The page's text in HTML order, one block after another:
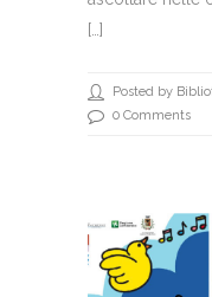
[…]
Posted by
0 Comments